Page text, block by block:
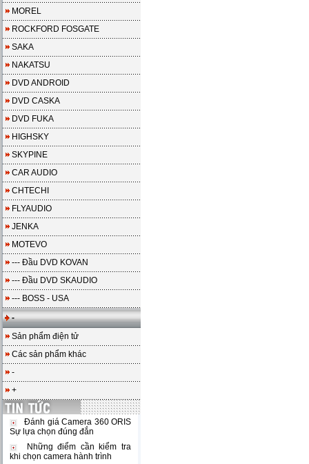
MOREL
ROCKFORD FOSGATE
SAKA
NAKATSU
DVD ANDROID
DVD CASKA
DVD FUKA
HIGHSKY
SKYPINE
CAR AUDIO
CHTECHI
FLYAUDIO
JENKA
MOTEVO
--- Đầu DVD KOVAN
--- Đầu DVD SKAUDIO
--- BOSS - USA
-
Sản phẩm điện tử
Các sản phẩm khác
-
+
Đánh giá Camera 360 ORIS
Sự lựa chọn đúng đắn
Những điểm cần kiểm tra
khi chọn camera hành trình